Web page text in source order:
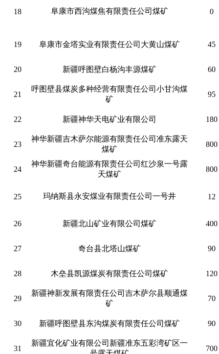
18 阜康市西沟煤焦有限责任公司煤矿 0
19 阜康市金塔实业有限责任公司大黄山煤矿 45
20 新疆呼图壁白杨沟丰源煤矿 60
21
呼图壁县煤炭多种经营有限责任公司小甘沟煤
矿
95
22 新疆神华天电矿业有限公司 180
23
神华新疆吉木萨尔能源有限责任公司准东露天
煤矿
800
24
神华新疆奇台能源有限责任公司红沙泉一号露
天煤矿
800
25 玛纳斯县永安煤业有限责任公司一号井 12
26 新疆北山矿业有限公司煤矿 400
27 奇台县北塔山煤矿 90
28 木垒县凯源煤炭有限责任公司煤矿 120
29
新疆神新发展有限责任公司吉木萨尔县顺通煤
矿
70
30 新疆呼图壁县东沟煤炭有限责任公司煤矿 90
31
新疆宜化矿业有限公司新疆准东五彩湾矿区一
700